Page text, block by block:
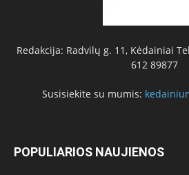
Redakcija: Radvilų g. 11, Kėdainiai
612 89877
Susisiekite su mumis:
POPULIARIOS NAUJIENOS